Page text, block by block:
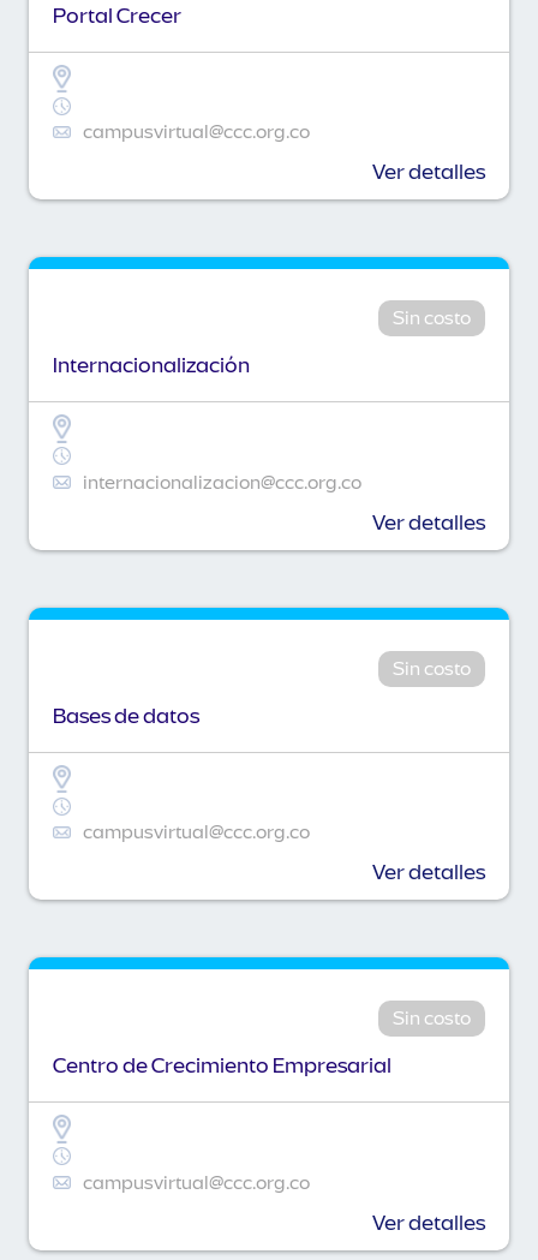
Portal Crecer
campusvirtual@ccc.org.co
Ver detalles
Sin costo
Internacionalización
internacionalizacion@ccc.org.co
Ver detalles
Sin costo
Bases de datos
campusvirtual@ccc.org.co
Ver detalles
Sin costo
Centro de Crecimiento Empresarial
campusvirtual@ccc.org.co
Ver detalles